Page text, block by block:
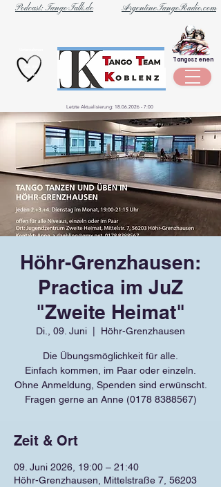
ArgentineTangoRadio.com
Podcast: Tango-Talk.de
Szene
Tangoszenen
Letzte Aktualisierung: 18.06.2026 - 7:00
Höhr-Grenzhausen:
Practica im JuZ
"Zweite Heimat"
Di., 09. Juni Höhr-Grenzhausen
Die Übungsmöglichkeit für alle.
Einfach kommen, im Paar oder einzeln.
Ohne Anmeldung, Spenden sind erwünscht.
Fragen gerne an Anne (0178 8388567)
Zeit & Ort
09. Juni 2026, 19:00 – 21:40
Höhr-Grenzhausen, Mittelstraße 7, 56203